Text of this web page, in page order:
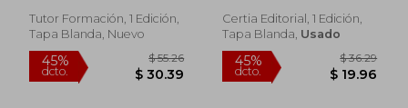
45%
Tutor Formación, 1 Edición,
Tapa Blanda, Nuevo
(en Inglés)
Certia Editorial, 1 Edición,
Tapa Blanda, Usado